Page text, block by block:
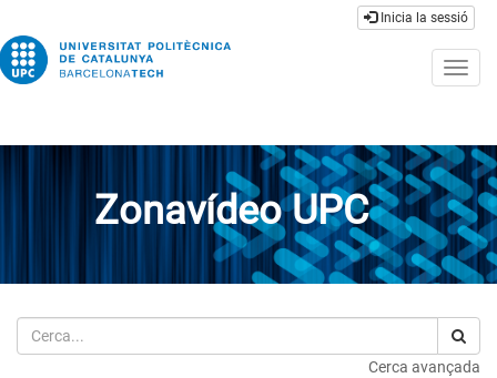
Inicia la sessió
Zonavídeo UPC
Cerca
Cerca avançada